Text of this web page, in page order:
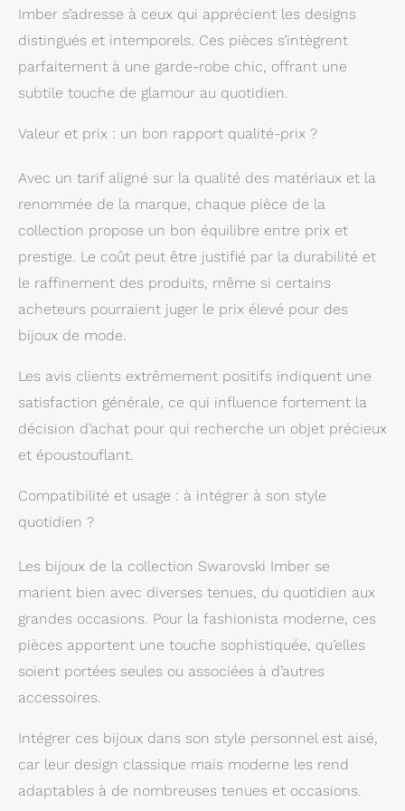
Imber s’adresse à ceux qui apprécient les designs
distingués et intemporels. Ces pièces s’intègrent
parfaitement à une garde-robe chic, offrant une
subtile touche de glamour au quotidien.
Valeur et prix : un bon rapport qualité-prix ?
Avec un tarif aligné sur la qualité des matériaux et la
renommée de la marque, chaque pièce de la
collection propose un bon équilibre entre prix et
prestige. Le coût peut être justifié par la durabilité et
le raffinement des produits, même si certains
acheteurs pourraient juger le prix élevé pour des
bijoux de mode.
Les avis clients extrêmement positifs indiquent une
satisfaction générale, ce qui influence fortement la
décision d’achat pour qui recherche un objet précieux
et époustouflant.
Compatibilité et usage : à intégrer à son style
quotidien ?
Les bijoux de la collection Swarovski Imber se
marient bien avec diverses tenues, du quotidien aux
grandes occasions. Pour la fashionista moderne, ces
pièces apportent une touche sophistiquée, qu’elles
soient portées seules ou associées à d’autres
accessoires.
Intégrer ces bijoux dans son style personnel est aisé,
car leur design classique mais moderne les rend
adaptables à de nombreuses tenues et occasions.